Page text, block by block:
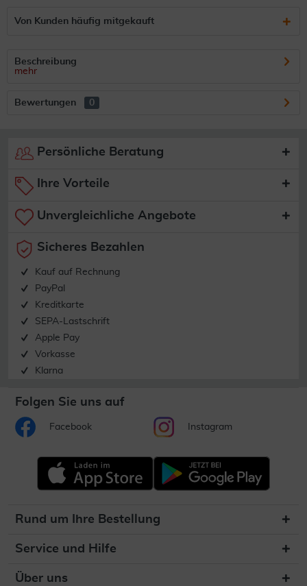
Von Kunden häufig mitgekauft
Beschreibung
mehr
Bewertungen 0
Persönliche Beratung
Ihre Vorteile
Unvergleichliche Angebote
Sicheres Bezahlen
Kauf auf Rechnung
PayPal
Kreditkarte
SEPA-Lastschrift
Apple Pay
Vorkasse
Klarna
Folgen Sie uns auf
Facebook Instagram
Rund um Ihre Bestellung
Service und Hilfe
Über uns